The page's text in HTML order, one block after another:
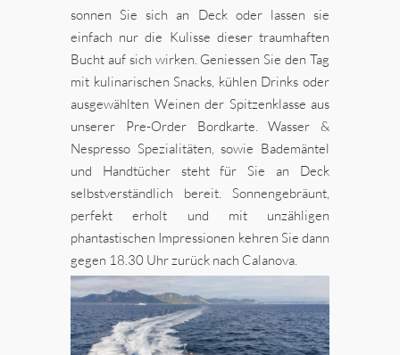
sonnen Sie sich an Deck oder lassen sie
einfach nur die Kulisse dieser traumhaften
Bucht auf sich wirken. Geniessen Sie den Tag
mit kulinarischen Snacks, kühlen Drinks oder
ausgewählten Weinen der Spitzenklasse aus
unserer Pre-Order Bordkarte. Wasser &
Nespresso Spezialitäten, sowie Bademäntel
und Handtücher steht für Sie an Deck
selbstverständlich bereit. Sonnengebräunt,
perfekt erholt und mit unzähligen
phantastischen Impressionen kehren Sie dann
gegen 18.30 Uhr zurück nach Calanova.